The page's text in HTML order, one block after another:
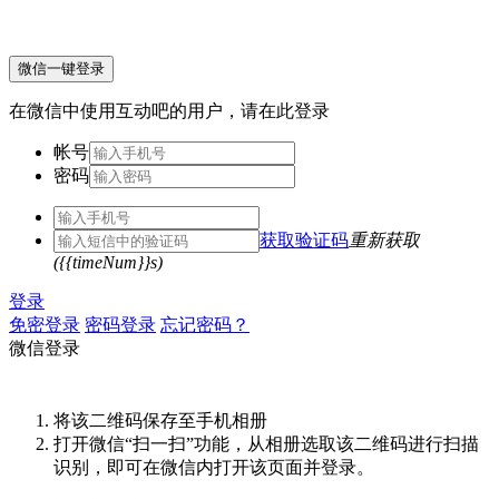
微信一键登录
在微信中使用互动吧的用户，请在此登录
帐号
密码
获取验证码重新获取
({{timeNum}}s)
登录
免密登录 密码登录 忘记密码？
微信登录
将该二维码保存至手机相册
打开微信“扫一扫”功能，从相册选取该二维码进行扫描
识别，即可在微信内打开该页面并登录。